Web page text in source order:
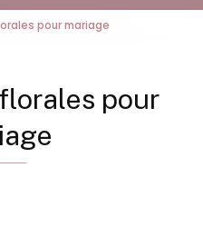
pour mariage
pour